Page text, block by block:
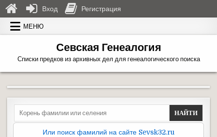
Перейти к содержимому
МЕНЮ
Севская Генеалогия
Списки предков из архивных дел для генеалогического поиска
Search for:
Или поиск фамилий на сайте Sevsk32.ru
Вход Регистрация